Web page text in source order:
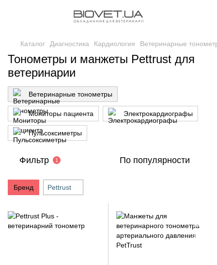
Каталог Диагностика Кардиология Ветеринарные
Тонометры и манжеты Pettrust для
ветеринарии
Ветеринарные тонометры
Мониторы пациента Электрокардиографы
Пульсоксиметры
Фильтр 1 По популярности
Бренд Pettrust